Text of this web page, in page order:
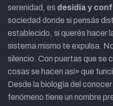
serenidad, es desidia y
sociedad donde si pensás
establecido, si querés hacer
sistema mismo te expulsa.
silencio. Con puertas que se
cosas se hacen así» que
Desde la biología del
fenómeno tiene un nombre